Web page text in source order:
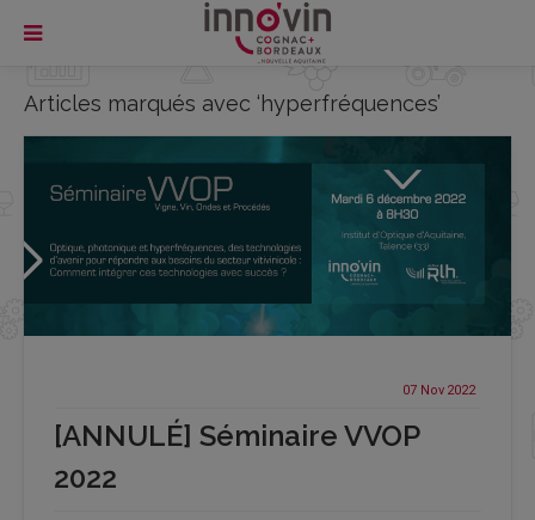
Articles marqués avec ‘hyperfréquences’
07 Nov 2022
[ANNULÉ] Séminaire VVOP
2022